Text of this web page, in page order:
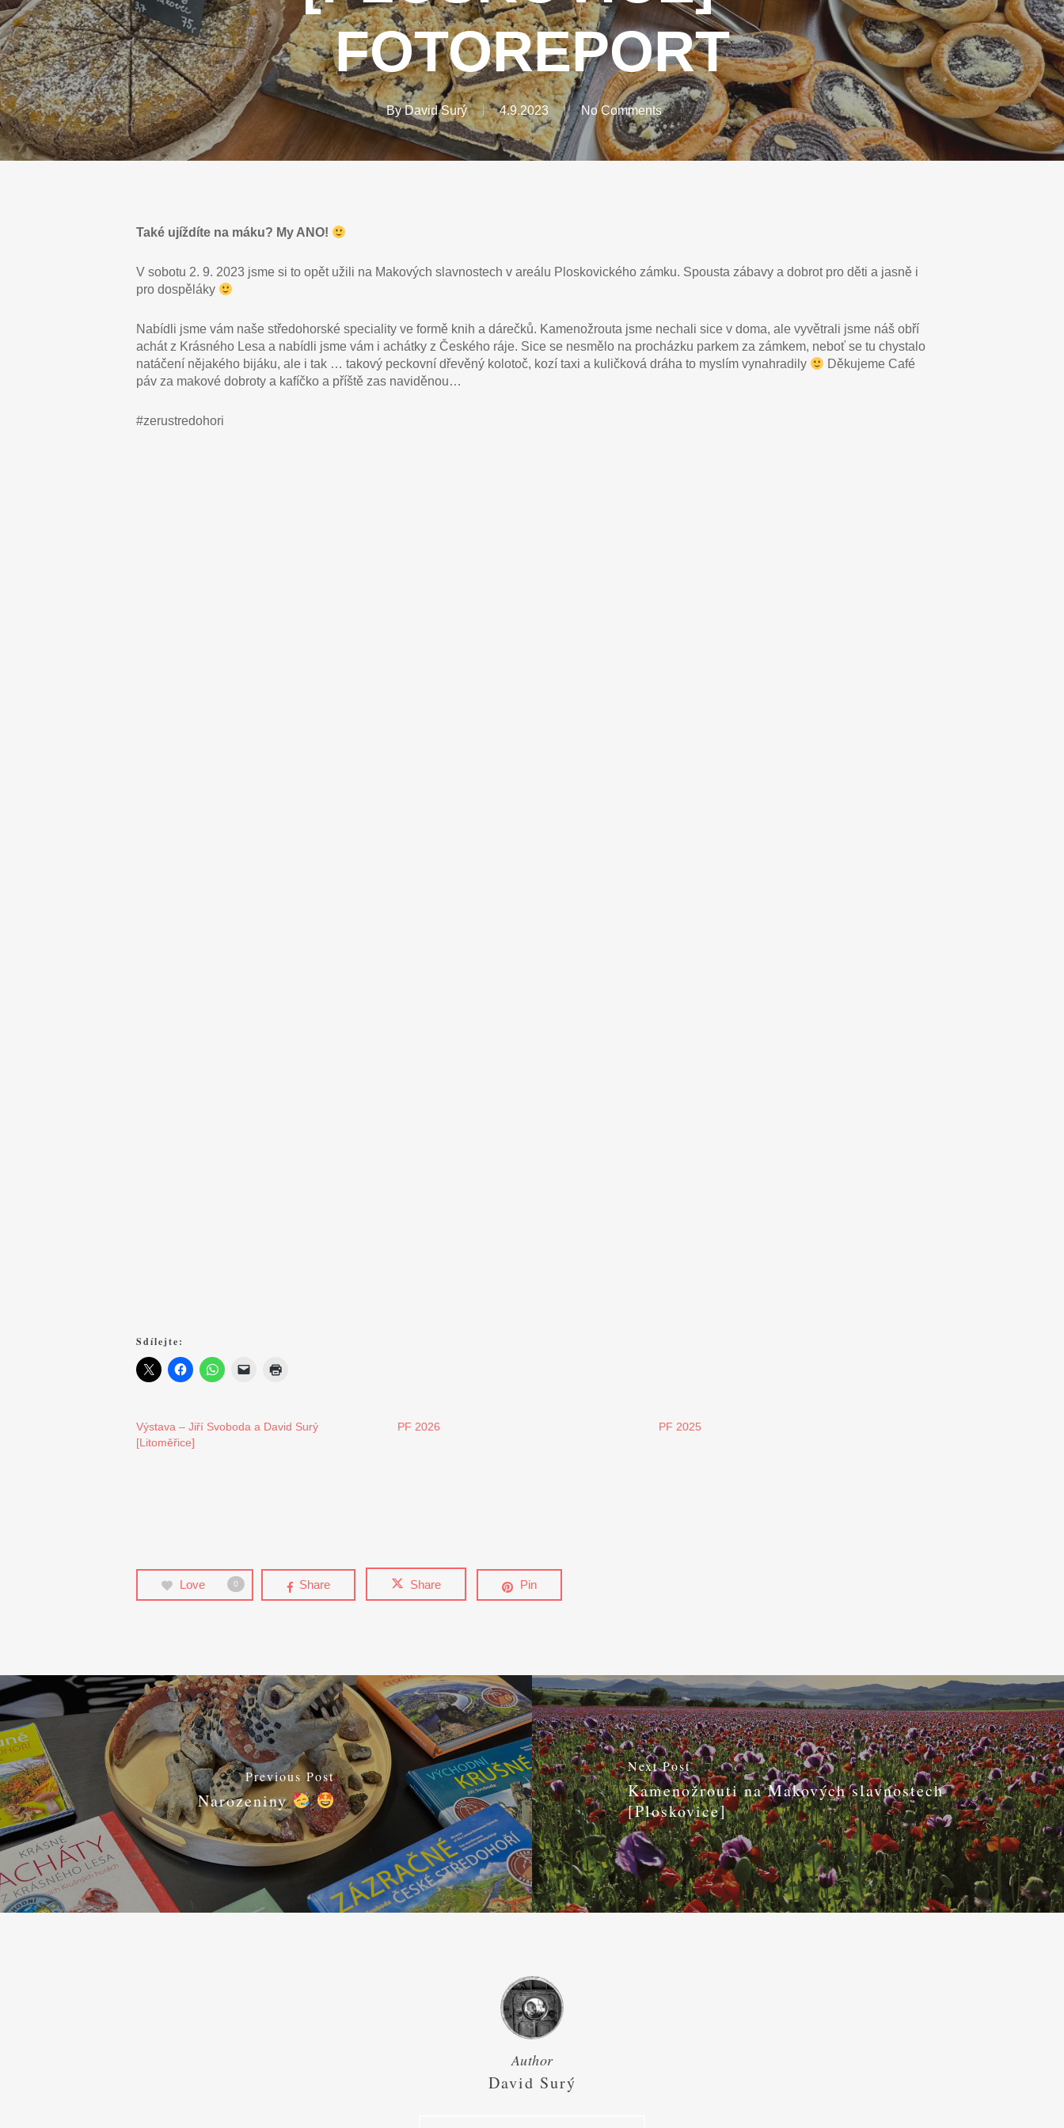
FOTOREPORT
By David Surý 4.9.2023 No Comments
Také ujíždíte na máku? My ANO!
V sobotu 2. 9. 2023 jsme si to opět užili na Makových slavnostech v areálu Ploskovického zámku. Spousta zábavy a dobrot pro děti a jasně i
pro dospěláky
Nabídli jsme vám naše středohorské speciality ve formě knih a dárečků. Kamenožrouta jsme nechali sice v doma, ale vyvětrali jsme náš obří
achát z Krásného Lesa a nabídli jsme vám i achátky z Českého ráje. Sice se nesmělo na procházku parkem za zámkem, neboť se tu chystalo
natáčení nějakého bijáku, ale i tak … takový peckovní dřevěný kolotoč, kozí taxi a kuličková dráha to myslím vynahradily
Děkujeme Café
páv za makové dobroty a kafíčko a příště zas naviděnou…
#zerustredohori
Sdílejte:
Výstava – Jiří Svoboda a David Surý
[Litoměřice]
PF 2026 PF 2025
Love 0 Share Share Pin
Previous Post
Narozeniny
Next Post
Kamenožrouti na Makových slavnostech
[Ploskovice]
Author
David Surý